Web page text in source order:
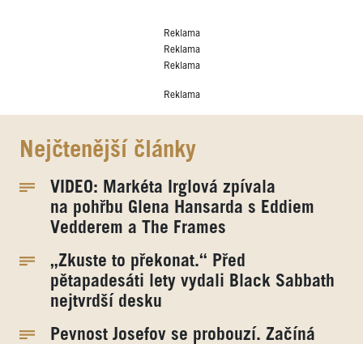
Reklama
Reklama
Reklama
Reklama
Nejčtenější články
VIDEO: Markéta Irglová zpívala
na pohřbu Glena Hansarda s Eddiem
Vedderem a The Frames
„Zkuste to překonat.“ Před
pětapadesáti lety vydali Black Sabbath
nejtvrdší desku
Pevnost Josefov se probouzí. Začíná